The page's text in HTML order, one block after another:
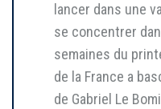
lancer dans une
se concentrer
semaines du
de la France a
de Gabriel Le